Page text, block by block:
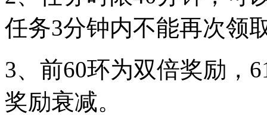
任务3分钟内不能再次领
3、前60环为双倍奖励，
奖励衰减。